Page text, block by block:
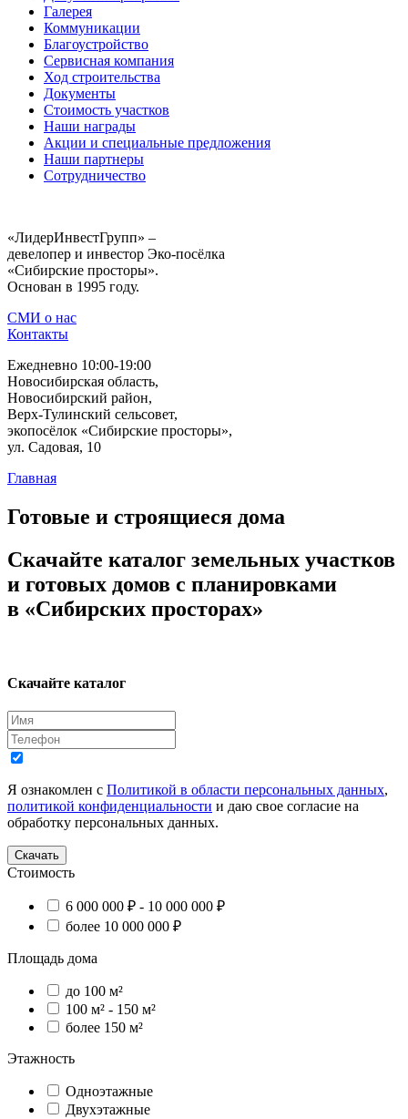
Галерея
Коммуникации
Благоустройство
Сервисная компания
Ход строительства
Документы
Стоимость участков
Наши награды
Акции и специальные предложения
Наши партнеры
Сотрудничество
«ЛидерИнвестГрупп» –
девелопер и инвестор Эко-посёлка
«Сибирские просторы».
Основан в 1995 году.
СМИ о нас
Контакты
Ежедневно 10:00-19:00
Новосибирская область,
Новосибирский район,
Верх-Тулинский сельсовет,
экопосёлок «Сибирские просторы»,
ул. Садовая, 10
Главная
Готовые и строящиеся дома
Скачайте каталог земельных участков
и готовых домов с планировками
в «Сибирских просторах»
Скачайте каталог
Я ознакомлен с Политикой в области персональных данных,
политикой конфиденциальности и даю свое согласие на
обработку персональных данных.
Скачать
Стоимость
6 000 000 ₽ - 10 000 000 ₽
более 10 000 000 ₽
Площадь дома
до 100 м²
100 м² - 150 м²
более 150 м²
Этажность
Одноэтажные
Двухэтажные